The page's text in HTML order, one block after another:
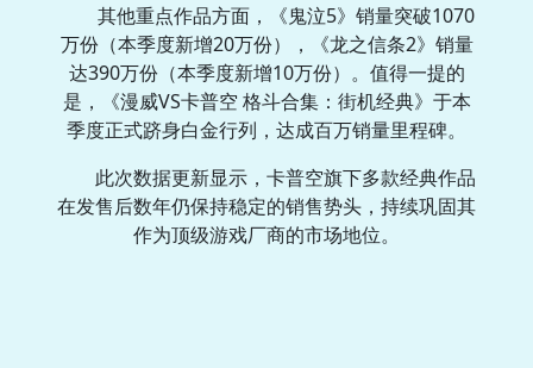
其他重点作品方面，《鬼泣5》销量突破1070
万份（本季度新增20万份），《龙之信条2》销量
达390万份（本季度新增10万份）。值得一提的
是，《漫威VS卡普空 格斗合集：街机经典》于本
季度正式跻身白金行列，达成百万销量里程碑。
此次数据更新显示，卡普空旗下多款经典作品
在发售后数年仍保持稳定的销售势头，持续巩固其
作为顶级游戏厂商的市场地位。